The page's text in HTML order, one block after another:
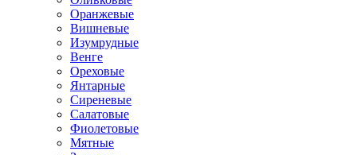
Оранжевые
Вишневые
Изумрудные
Венге
Ореховые
Янтарные
Сиреневые
Салатовые
Фиолетовые
Мятные